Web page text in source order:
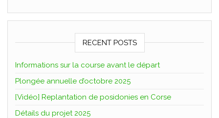
RECENT POSTS
Informations sur la course avant le départ
Plongée annuelle d’octobre 2025
[Vidéo] Replantation de posidonies en Corse
Détails du projet 2025